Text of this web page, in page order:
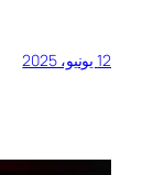
12 يونيو، 2025